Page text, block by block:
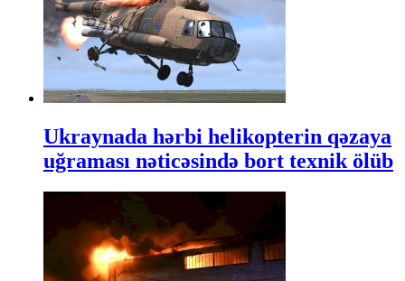
Ukraynada hərbi helikopterin qəzaya
uğraması nəticəsində bort texnik ölüb